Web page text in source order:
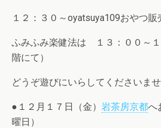
１２：３０～oyatsuya109おやつ
ふみふみ楽健法は １３：００～
階にて）
どうぞ遊びにいらしてくださいませ
●１２月１７日（金） 岩茶房京都へ
曜日）